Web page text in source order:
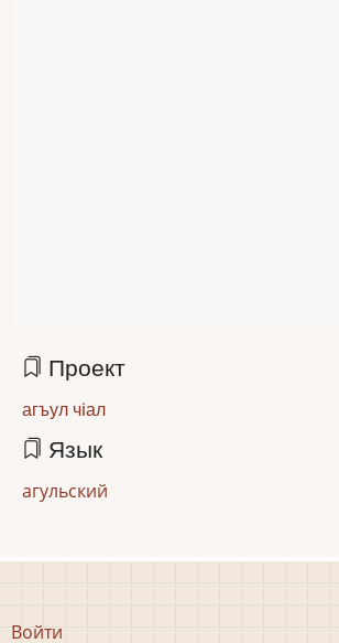
Проект
агъул чiал
Язык
агульский
Меню
Войти